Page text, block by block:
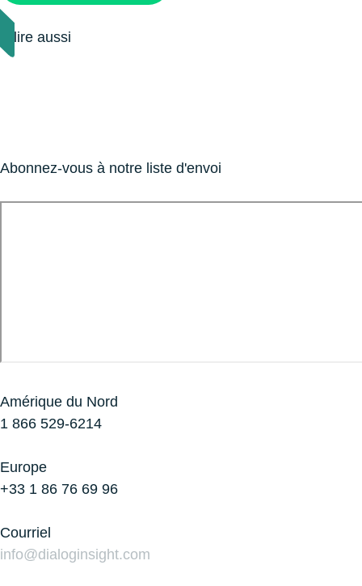
À lire aussi
Abonnez-vous à notre liste d'envoi
Amérique du Nord
1 866 529-6214
Europe
+33 1 86 76 69 96
Courriel
info@dialoginsight.com